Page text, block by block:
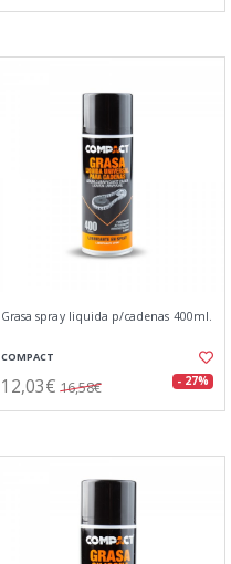
Grasa spray liquida p/cadenas 400ml.
COMPACT
12,03€ 16,58€ - 27%